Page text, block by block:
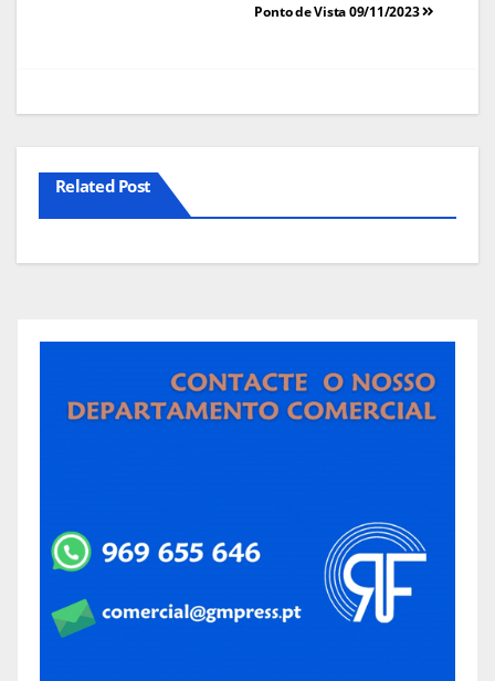
Ponto de Vista 09/11/2023
Related Post